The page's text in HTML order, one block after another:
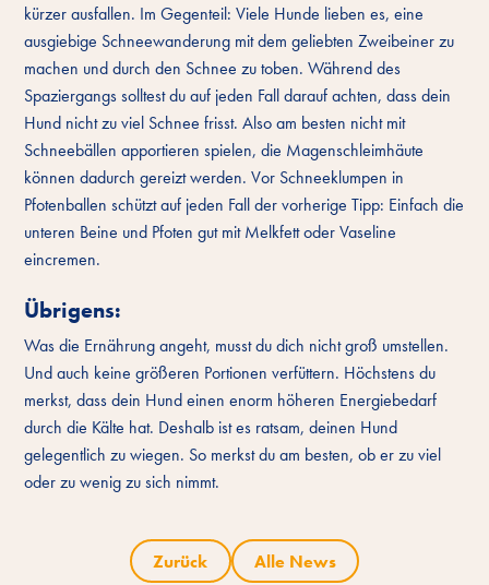
kürzer ausfallen. Im Gegenteil: Viele Hunde lieben es, eine
ausgiebige Schneewanderung mit dem geliebten Zweibeiner zu
machen und durch den Schnee zu toben. Während des
Spaziergangs solltest du auf jeden Fall darauf achten, dass dein
Hund nicht zu viel Schnee frisst. Also am besten nicht mit
Schneebällen apportieren spielen, die Magenschleimhäute
können dadurch gereizt werden. Vor Schneeklumpen in
Pfotenballen schützt auf jeden Fall der vorherige Tipp: Einfach die
unteren Beine und Pfoten gut mit Melkfett oder Vaseline
eincremen.
Übrigens:
Was die Ernährung angeht, musst du dich nicht groß umstellen.
Und auch keine größeren Portionen verfüttern. Höchstens du
merkst, dass dein Hund einen enorm höheren Energiebedarf
durch die Kälte hat. Deshalb ist es ratsam, deinen Hund
gelegentlich zu wiegen. So merkst du am besten, ob er zu viel
oder zu wenig zu sich nimmt.
Zurück Alle News